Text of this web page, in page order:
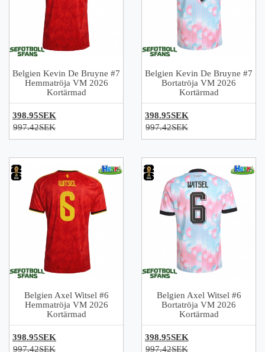
Belgien Kevin De Bruyne #7
Hemmatröja VM 2026
Kortärmad
398.95SEK
997.42SEK
Belgien Kevin De Bruyne #7
Bortatröja VM 2026
Kortärmad
398.95SEK
997.42SEK
Belgien Axel Witsel #6
Hemmatröja VM 2026
Kortärmad
398.95SEK
997.42SEK
Belgien Axel Witsel #6
Bortatröja VM 2026
Kortärmad
398.95SEK
997.42SEK